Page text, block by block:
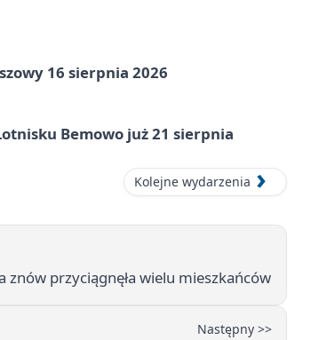
16 sierpnia 2026
Bemowo już 21 sierpnia
Kolejne wydarzenia
przyciągnęła wielu mieszkańców
Następny >>